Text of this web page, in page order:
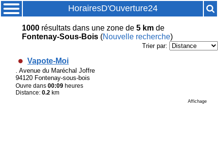
HorairesD'Ouverture24
1000résultatsdans une zone de 5 kmde
Fontenay-Sous-Bois(Nouvelle recherche)
Trier par:
Vapote-Moi
. Avenue du Maréchal Joffre
94120 Fontenay-sous-bois
Ouvre dans00:09 heures
Distance:0.2 km
Affichage